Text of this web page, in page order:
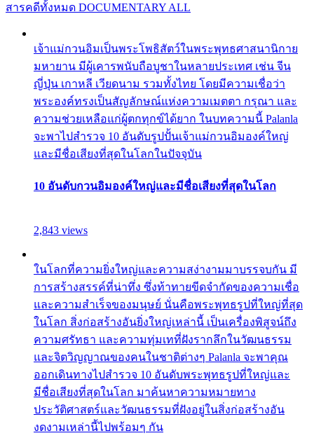
สารคดีทั้งหมด DOCUMENTARY ALL
เจ้าแม่กวนอิมเป็นพระโพธิสัตว์ในพระพุทธศาสนานิกาย
มหายาน มีผู้เคารพนับถือบูชาในหลายประเทศ เช่น จีน
ญี่ปุ่น เกาหลี เวียดนาม รวมทั้งไทย โดยมีความเชื่อว่า
พระองค์ทรงเป็นสัญลักษณ์แห่งความเมตตา กรุณา และ
ความช่วยเหลือแก่ผู้ตกทุกข์ได้ยาก ในบทความนี้ Palanla
จะพาไปสำรวจ 10 อันดับรูปปั้นเจ้าแม่กวนอิมองค์ใหญ่
และมีชื่อเสียงที่สุดในโลกในปัจจุบัน
10 อันดับกวนอิมองค์ใหญ่และมีชื่อเสียงที่สุดในโลก
2,843 views
ในโลกที่ความยิ่งใหญ่และความสง่างามมาบรรจบกัน มี
การสร้างสรรค์ที่น่าทึ่ง ซึ่งท้าทายขีดจำกัดของความเชื่อ
และความสำเร็จของมนุษย์ นั่นคือพระพุทธรูปที่ใหญ่ที่สุด
ในโลก สิ่งก่อสร้างอันยิ่งใหญ่เหล่านี้ เป็นเครื่องพิสูจน์ถึง
ความศรัทธา และความทุ่มเทที่ฝังรากลึกในวัฒนธรรม
และจิตวิญญาณของคนในชาติต่างๆ Palanla จะพาคุณ
ออกเดินทางไปสำรวจ 10 อันดับพระพุทธรูปที่ใหญ่และ
มีชื่อเสียงที่สุดในโลก มาค้นหาความหมายทาง
ประวัติศาสตร์และวัฒนธรรมที่ฝังอยู่ในสิ่งก่อสร้างอัน
งดงามเหล่านี้ไปพร้อมๆ กัน